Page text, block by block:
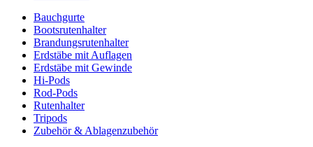
Bauchgurte
Bootsrutenhalter
Brandungsrutenhalter
Erdstäbe mit Auflagen
Erdstäbe mit Gewinde
Hi-Pods
Rod-Pods
Rutenhalter
Tripods
Zubehör & Ablagenzubehör